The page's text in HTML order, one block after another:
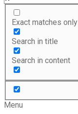
Exact matches only
Search in title
Search in content
Menu